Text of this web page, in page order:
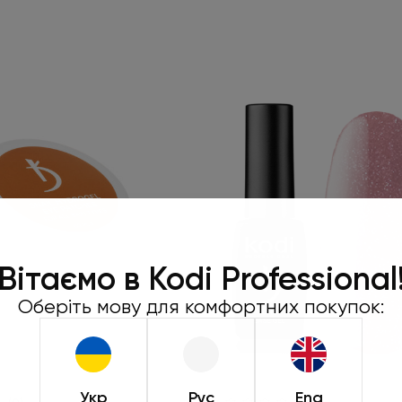
в Kodi
Оберіть мову для комфортних покупок:
Укр Рус Eng
Робіть
450 грн та
Під час
натиснути